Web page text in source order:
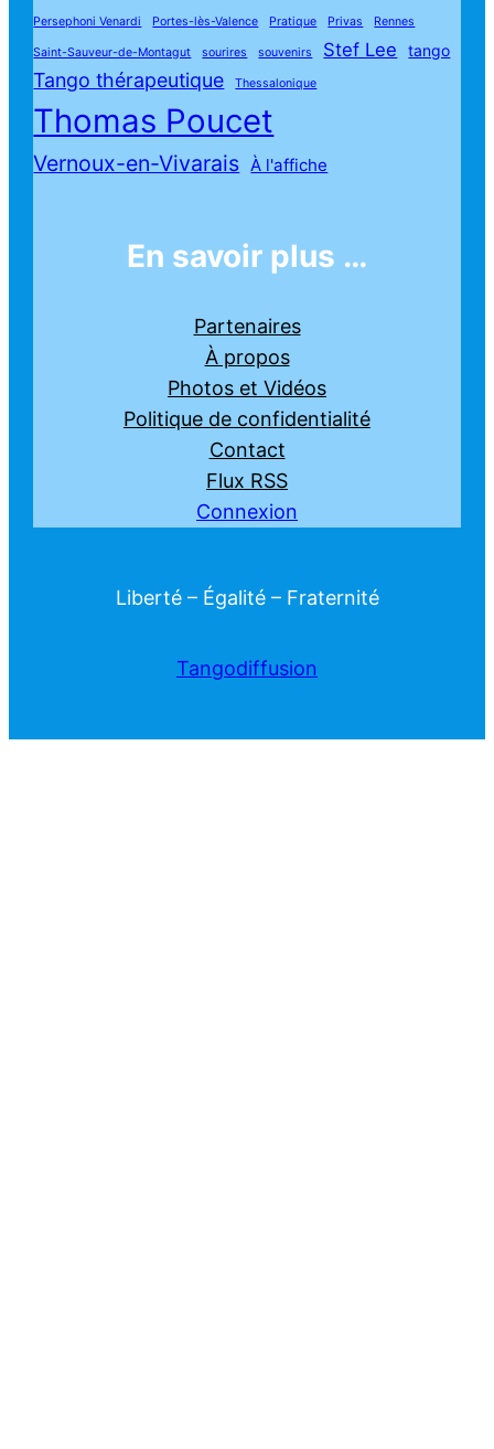
Persephoni Venardi Portes-lès-Valence Pratique Privas Rennes
Saint-Sauveur-de-Montagut sourires souvenirs Stef Lee tango
Tango thérapeutique Thessalonique
Thomas Poucet
Vernoux-en-Vivarais À l'affiche
En savoir plus …
Partenaires
À propos
Photos et Vidéos
Politique de confidentialité
Contact
Flux RSS
Connexion
Liberté – Égalité – Fraternité
Tangodiffusion